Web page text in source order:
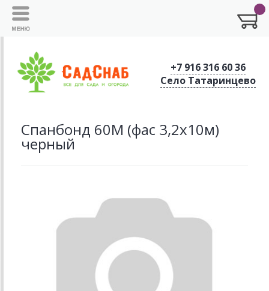
+7 916 316 60 36
Село Татаринцево
Спанбонд 60М (фас 3,2х10м)
черный